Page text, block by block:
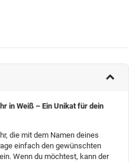
in Weiß – Ein Unikat für dein
die mit dem Namen deines
einfach den gewünschten
Wenn du möchtest, kann der